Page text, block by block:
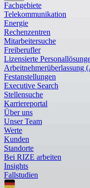
Fachgebiete
Telekommunikation
Energie
Rechenzentren
Mitarbeitersuche
Freiberufler
Lizensierte
Festanstellungen
Executive Search
Stellensuche
Karriereportal
Über uns
Unser Team
Werte
Kunden
Standorte
Bei RIZE arbeiten
Insights
Fallstudien